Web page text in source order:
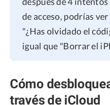
de acceso, podrías
"¿Has olvidado el
igual que "Borrar el
Cómo
través de iCloud